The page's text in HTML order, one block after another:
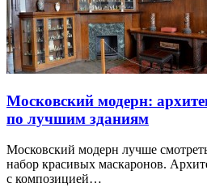
Московский модерн:
по лучшим зданиям
Московский модерн лучше
набор красивых маскаронов.
с композицией…